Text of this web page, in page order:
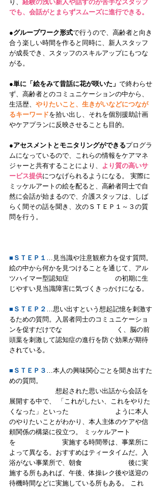
り、 経験の浅い新人や話すのが苦手なスタッフ
でも、会話がとまらずスムーズに進行できる。
●グループワーク形式で行うので、高齢者と向き
合う楽しい時間を作ると同時に、新人スタッフ
が成長でき、スタッフのスキルアップにもつな
がる。
●単に「絵をみて昔話に花が咲いた」 で終わらせ
ず、高齢者とのコミュニケーションの中から、
生活歴、 やりたいこと、生きがいなどにつなが
るキーワードを拾い出し、それを個別援助計画
やケアプランに反映させることも目的。
●アセスメントとモニタリングができるプログラ
ムになっているので、これらの情報をケアマネ
ジャーと共有することにより、 より質の高いサ
ービス提供につなげられるようになる。 実際に
ミッケルアートの絵を配ると、高齢者同士で自
然に会話が始まるので、介護スタッフは、しば
らく間その話を聞き、次のＳＴＥＰ１～３の質
問を行う。
■ ＳＴＥＰ１ …見当識や注意観察力を促す質問。
絵の中から何かを見つけることを通じて、アル
ツハイマー型認知症　　　　　　　の初期に生
じやすい見当識障害に気づくきっかけになる。
■ ＳＴＥＰ２ …思い出すという想起記憶を刺激す
るための質問。入居者同士のコミュニケーショ
ンを促すだけでな　　　　　　　    く、脳の前
頭葉を刺激して認知症の進行を防ぐ効果が期待
されている。
■ ＳＴＥＰ３ …本人の興味関心ごとを聞き出すた
めの質問。
想起された思い出話から会話を
展開する中で、 「これがしたい、これをやりた
くなった」といった　　　　　　　ように本人
のやりたいことがわかり、本人主体のケアや信
頼関係の構築に役立つ。 ミッケルアート
を　　　　　　　実施する時間帯は、事業所に
よって異なる。おすすめはティータイムだ。入
浴がない事業所で、朝食　　　　　　　後に実
施する所もあれば、午後、体操レク後や送迎の
待機時間などに実施している所もある。 これ